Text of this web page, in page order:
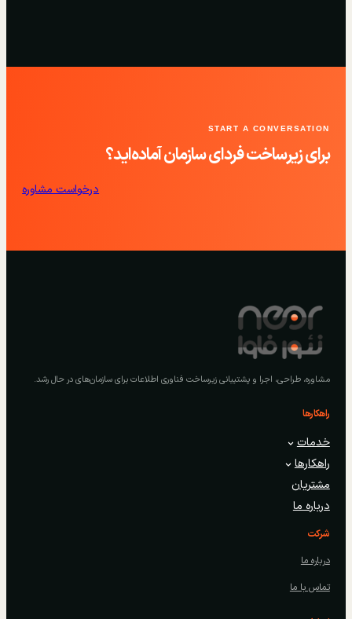
START A CONVERSATION
برای زیرساخت فردای سازمان آماده‌اید؟
درخواست مشاوره
مشاوره، طراحی، اجرا و پشتیبانی زیرساخت فناوری اطلاعات برای سازمان‌های در حال رشد.
راهکارها
خدمات
راهکارها
مشتریان
درباره ما
شرکت
درباره ما
تماس با ما